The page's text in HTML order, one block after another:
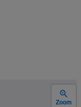
zoom_in
Zoom